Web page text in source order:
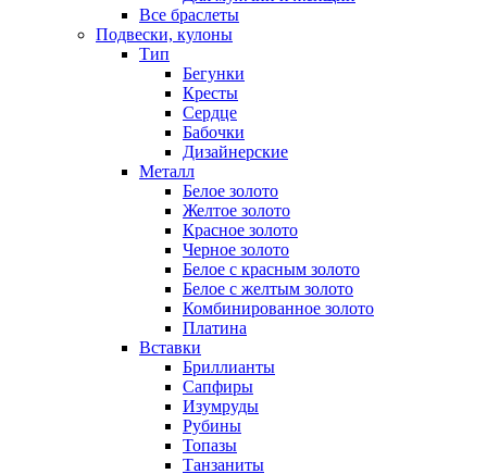
Все браслеты
Подвески, кулоны
Тип
Бегунки
Кресты
Сердце
Бабочки
Дизайнерские
Металл
Белое золото
Желтое золото
Красное золото
Черное золото
Белое с красным золото
Белое с желтым золото
Комбинированное золото
Платина
Вставки
Бриллианты
Сапфиры
Изумруды
Рубины
Топазы
Танзаниты